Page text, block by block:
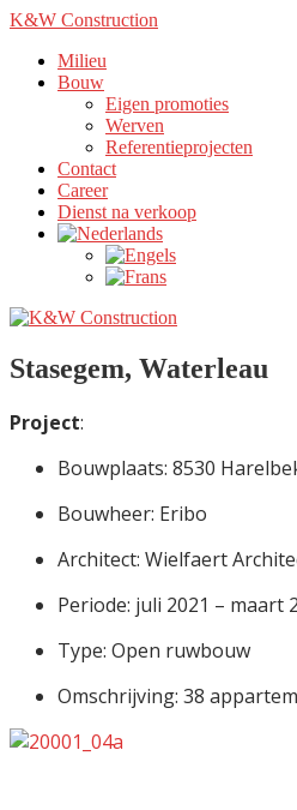
K&W Construction
Milieu
Bouw
Eigen promoties
Werven
Referentieprojecten
Contact
Career
Dienst na verkoop
Stasegem, Waterleau
Project:
Bouwplaats: 8530
Bouwheer: Eribo
Architect: Wielfaert
Periode: juli 2021 – maart
Type: Open ruwbouw
Omschrijving: 38